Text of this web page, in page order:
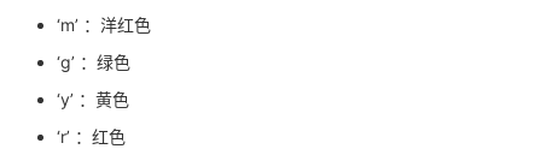
‘m’ ：洋红色
‘g’ ：绿色
‘y’ ：黄色
‘r’ ：红色